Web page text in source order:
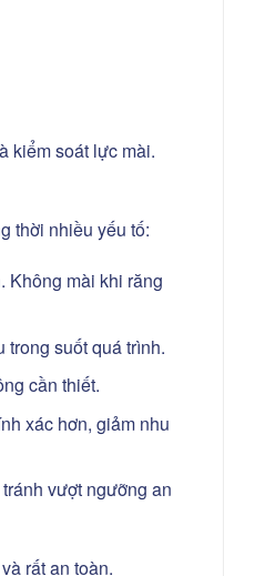
kiểm soát lực mài.
thời nhiều yếu tố:
Không mài khi răng
trong suốt quá trình.
cần thiết.
xác hơn, giảm nhu
vượt ngưỡng an
rất an toàn.